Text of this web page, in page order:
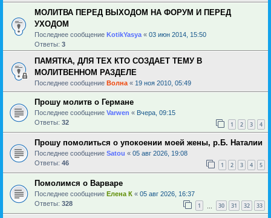
МОЛИТВА ПЕРЕД ВЫХОДОМ НА ФОРУМ И ПЕРЕД
УХОДОМ
Последнее сообщение KotikYasya « 03 июн 2014, 15:50
Ответы: 3
ПАМЯТКА, ДЛЯ ТЕХ КТО СОЗДАЕТ ТЕМУ В
МОЛИТВЕННОМ РАЗДЕЛЕ
Последнее сообщение Волна « 19 ноя 2010, 05:49
Прошу молитв о Германе
Последнее сообщение Varwen « Вчера, 09:15
Ответы: 32 1 2 3 4
Прошу помолиться о упокоении моей жены, р.Б. Наталии
Последнее сообщение Satou « 05 авг 2026, 19:08
Ответы: 46 1 2 3 4 5
Помолимся о Варваре
Последнее сообщение Елена К « 05 авг 2026, 16:37
Ответы: 328 1 30 31 32 33